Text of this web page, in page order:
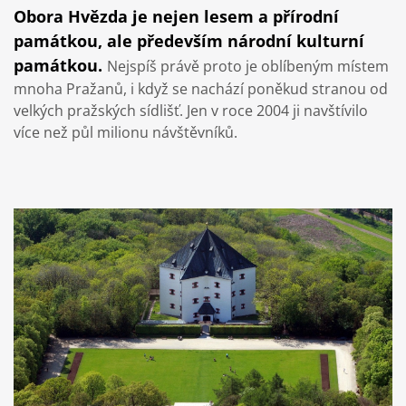
Obora Hvězda je nejen lesem a přírodní
památkou, ale především národní kulturní
památkou. Nejspíš právě proto je oblíbeným místem
mnoha Pražanů, i když se nachází poněkud stranou od
velkých pražských sídlišť. Jen v roce 2004 ji navštívilo
více než půl milionu návštěvníků.